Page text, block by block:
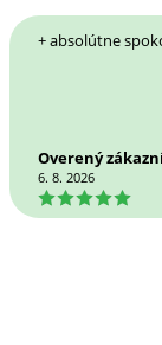
+ absolútne
Overený
6. 8. 2026
5